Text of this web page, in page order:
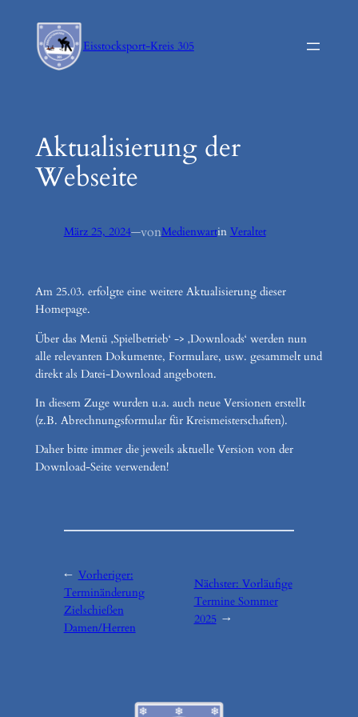
springen
Eisstocksport-Kreis 305
Aktualisierung der
Webseite
März 25, 2024—vonMedienwartin Veraltet
Am 25.03. erfolgte eine weitere Aktualisierung dieser
Homepage.
Über das Menü ‚Spielbetrieb‘ -> ‚Downloads‘ werden nun
alle relevanten Dokumente, Formulare, usw. gesammelt und
direkt als Datei-Download angeboten.
In diesem Zuge wurden u.a. auch neue Versionen erstellt
(z.B. Abrechnungsformular für Kreismeisterschaften).
Daher bitte immer die jeweils aktuelle Version von der
Download-Seite verwenden!
← Vorheriger:
Terminänderung
Zielschießen
Damen/Herren
Nächster: Vorläufige
Termine Sommer
2025 →